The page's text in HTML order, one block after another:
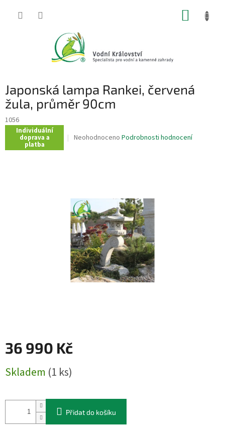
Japonská lampa Rankei, červená
žula, průměr 90cm
1056
Individuální
doprava a
platba
Průměrné
hvězdiček.
Neohodnoceno Podrobnosti hodnocení
36 990 Kč
cena:
Skladem (1 ks)
Přidat do košíku